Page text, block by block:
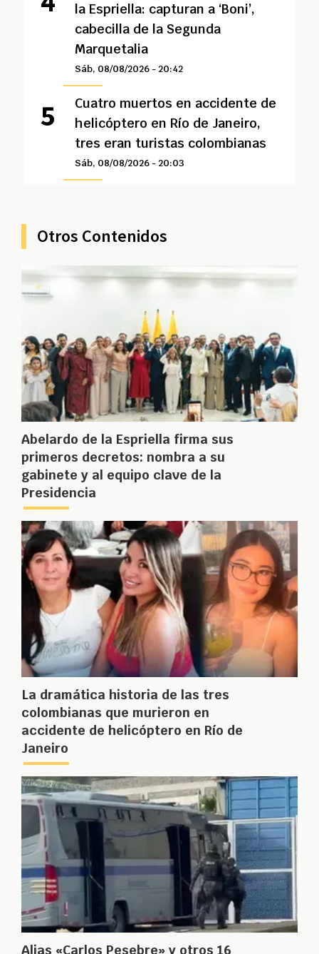
la Espriella: capturan a ‘Boni’,
cabecilla de la Segunda
Marquetalia
Sáb, 08/08/2026 - 20:42
Cuatro muertos en accidente de
helicóptero en Río de Janeiro,
tres eran turistas colombianas
Sáb, 08/08/2026 - 20:03
Otros Contenidos
Abelardo de la Espriella firma sus
primeros decretos: nombra a su
gabinete y al equipo clave de la
Presidencia
La dramática historia de las tres
colombianas que murieron en
accidente de helicóptero en Río de
Janeiro
Alias «Carlos Pesebre» y otros 16